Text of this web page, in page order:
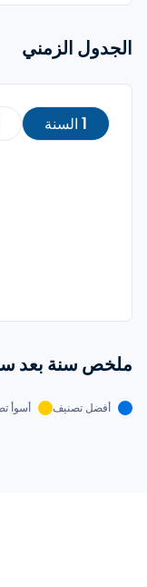
الجدول الزمني
1 السنة
ملخص سنة بعد
أفضل تصنيف أسوأ